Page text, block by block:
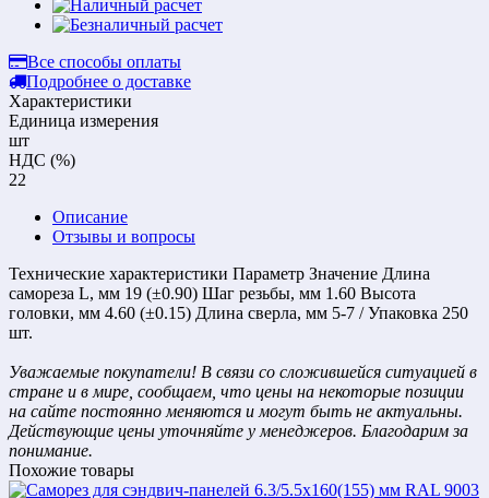
Все способы оплаты
Подробнее о доставке
Характеристики
Единица измерения
шт
НДС (%)
22
Описание
Отзывы и вопросы
Технические характеристики Параметр Значение Длина
самореза L, мм 19 (±0.90) Шаг резьбы, мм 1.60 Высота
головки, мм 4.60 (±0.15) Длина сверла, мм 5-7 / Упаковка 250
шт.
Уважаемые покупатели! В связи со сложившейся ситуацией в
стране и в мире, сообщаем, что цены на некоторые позиции
на сайте постоянно меняются и могут быть не актуальны.
Действующие цены уточняйте у менеджеров. Благодарим за
понимание.
Похожие товары